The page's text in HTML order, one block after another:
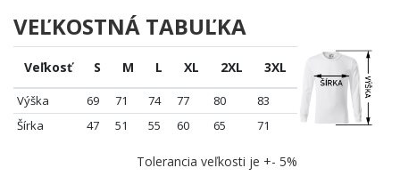
VEĽKOSTNÁ TABUĽKA
Veľkosť S M L XL 2XL 3XL
Výška 69 71 74 77 80
83
Šírka
47 51 55 60 65 71
Tolerancia veľkosti je +- 5%